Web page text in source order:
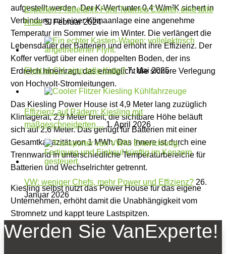
aufgestellt werden. Der K-Wert unter 0,4 W/m²K sichert in
Verbindung mit einer Klimaanlage eine angenehme
Temperatur im Sommer wie im Winter. Die verlängert die
Lebensdauer der Batterien und erhöht ihre Effizienz. Der
Koffer verfügt über einen doppelten Boden, der ins
Erdreich hineinragt, das ermöglicht die sichere Verlegung
von Hochvolt-Stromleitungen.
Das Kiesling Power House ist 4,9 Meter lang zuzüglich
Klimagerät, 2,9 Meter breit, die sichtbare Höhe beläuft
sich auf 2,6 Meter. Das genügt für Batterien mit einer
Gesamtkapazität von 1 MWh. Das Innere ist durch eine
Trennwand in unterschiedliche Temperaturbereiche für
Batterien und Wechselrichter getrennt.
Kiesling selbst nutzt das Power House für das eigene
Unternehmen, erhöht damit die Unabhängigkeit vom
Stromnetz und kappt teure Lastspitzen.
Sie interessieren sich für Kiesling? Hier gibt’s noch mehr
Experten-Probefahrt: Ford Tourneo Courier, eine tolle
Kiste5. Februar 2024
Flynt eLCV: eine tolle Kiste?7. Mai 2025
Effizienz auf Rädern: Kiesling mit
maßgeschneiderten… 1. April 2026
VW: weniger Chefs, mehr Power und Effizienz? 26.
Januar 2026
Werden Sie VanExperte!